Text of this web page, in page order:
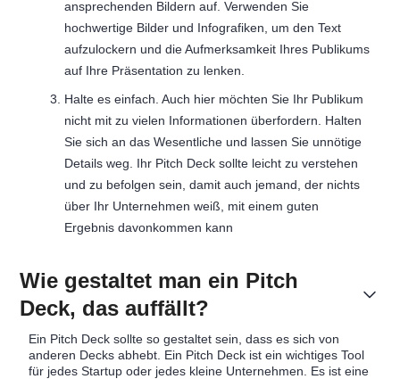
ansprechenden Bildern auf. Verwenden Sie
hochwertige Bilder und Infografiken, um den Text
aufzulockern und die Aufmerksamkeit Ihres Publikums
auf Ihre Präsentation zu lenken.
Halte es einfach. Auch hier möchten Sie Ihr Publikum
nicht mit zu vielen Informationen überfordern. Halten
Sie sich an das Wesentliche und lassen Sie unnötige
Details weg. Ihr Pitch Deck sollte leicht zu verstehen
und zu befolgen sein, damit auch jemand, der nichts
über Ihr Unternehmen weiß, mit einem guten
Ergebnis davonkommen kann
Wie gestaltet man ein Pitch
Deck, das auffällt?
Ein Pitch Deck sollte so gestaltet sein, dass es sich von
anderen Decks abhebt. Ein Pitch Deck ist ein wichtiges Tool
für jedes Startup oder jedes kleine Unternehmen. Es ist eine